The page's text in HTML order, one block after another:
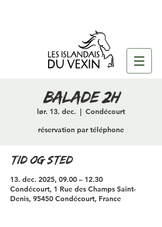
Balade 2H
lør. 13. dec.
  |
Condécourt
réservation par téléphone
Tid og sted
13. dec. 2025, 09.00 – 12.30
Condécourt, 1 Rue des Champs Saint-
Denis, 95450 Condécourt, France